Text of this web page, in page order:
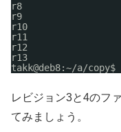
r8
r9
r10
r11
r12
r13
takk@deb8:~/a/copy$
レビジョン3と4のフ
てみましょう。